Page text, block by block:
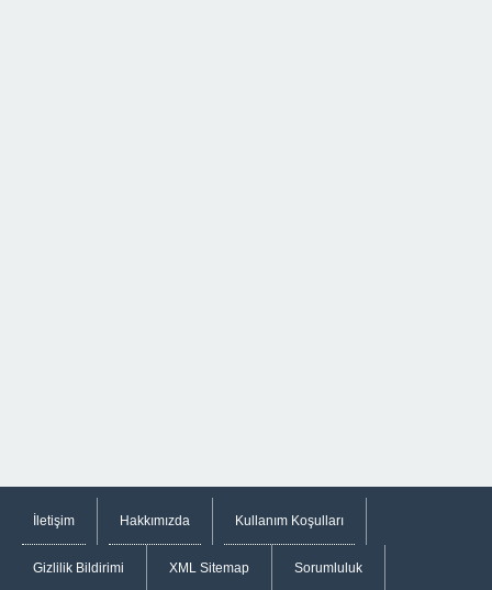
İletişim Hakkımızda Kullanım Koşulları
Gizlilik Bildirimi XML Sitemap Sorumluluk